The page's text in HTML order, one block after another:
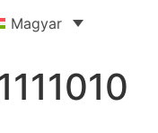
Magyar